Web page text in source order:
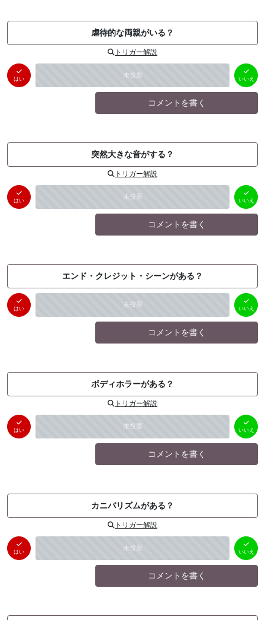
虐待的な両親がいる？
トリガー解説
はい 未投票
いいえ
（ 0件）
いいえ
コメントを書く
突然大きな音がする？
トリガー解説
はい 未投票
いいえ
（ 0件）
いいえ
コメントを書く
エンド・クレジット・シーンがある？
はい 未投票
いいえ
（ 0件）
いいえ
コメントを書く
ボディホラーがある？
トリガー解説
はい 未投票
いいえ
（ 0件）
いいえ
コメントを書く
カニバリズムがある？
トリガー解説
はい 未投票
いいえ
（ 0件）
いいえ
コメントを書く